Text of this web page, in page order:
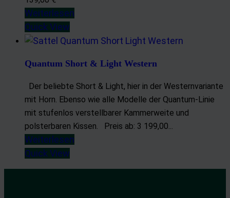
Weiterlesen
Quick View
Quantum Short & Light Western
Der beliebte Short & Light, hier in der Westernvariante
mit Horn. Ebenso wie alle Modelle der Quantum-Linie
mit stufenlos verstellbarer Kammerweite und
polsterbaren Kissen. Preis ab: 3 199,00...
Weiterlesen
Quick View
Analyse von Zielgruppen durch Statistiken oder Kombinationen
von Daten aus verschiedenen Quellen
Entwicklung und Verbesserung der Angebote
Verwendung reduzierter Daten zur Auswahl von Inhalten
Besondere Features:
Verwendung genauer Standortdaten
Endgeräteeigenschaften zur Identifikation aktiv abfragen